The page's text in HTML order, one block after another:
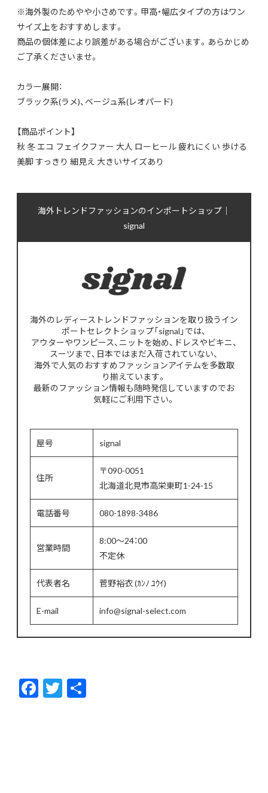
※海外製のためやや小さめです。甲高・幅広タイプの方はワン
サイズ上をおすすめします。
商品の個体差により誤差がある場合がございます。あらかじめ
ご了承くださいませ。
カラー展開：
ブラック系(ラメ)、ベージュ系(レオパード)
【商品ポイント】
秋 冬 エコ フェイクファー 大人 ローヒール 疲れにくい 歩ける
美脚 すっきり 細見え 大きいサイズあり
海外トレンドファッションのインポートショップ｜
signal
海外のレディーストレンドファッションを取り扱うイン
ポートセレクトショップ「signal」では、
アウターやワンピース、ニットを始め、ドレスやビキニ、
スーツまで、日本ではまだ入荷されていない、
海外で人気のおすすめファッションアイテムを多数取
り揃えています。
最新のファッション情報も随時発信していますのでお
気軽にご利用下さい。
屋号 signal
住所
〒090-0051
北海道北見市高栄東町1-24-15
電話番号 080-1898-3486
営業時間
8:00～24：00
不定休
代表者名 菅野裕衣 (ｶﾝﾉ ﾕｳｲ)
E-mail info@signal-select.com
F
ac
T
w